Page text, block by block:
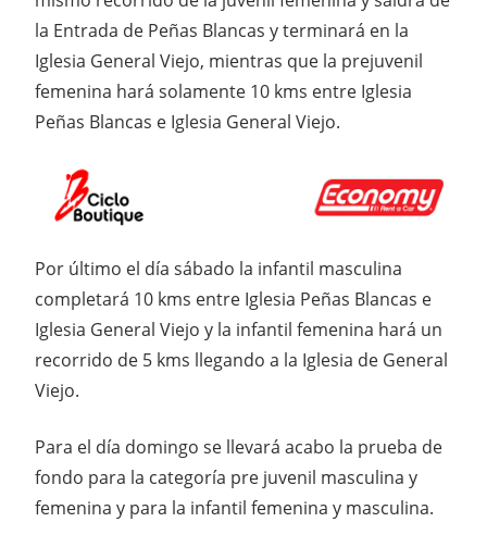
la Entrada de Peñas Blancas y terminará en la
Iglesia General Viejo, mientras que la prejuvenil
femenina hará solamente 10 kms entre Iglesia
Peñas Blancas e Iglesia General Viejo.
Por último el día sábado la infantil masculina
completará 10 kms entre Iglesia Peñas Blancas e
Iglesia General Viejo y la infantil femenina hará un
recorrido de 5 kms llegando a la Iglesia de General
Viejo.
Para el día domingo se llevará acabo la prueba de
fondo para la categoría pre juvenil masculina y
femenina y para la infantil femenina y masculina.